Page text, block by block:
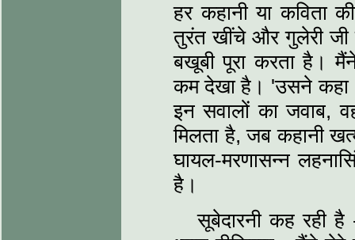
हर कहानी या कविता
तुरंत खींचे और गुलेरी जी
बखूबी पूरा करता है।
कम देखा है। 'उसने कहा
इन सवालों का जवाब,
मिलता है, जब कहानी
घायल-मरणासन्‍न
है।
सूबेदारनी कह रही